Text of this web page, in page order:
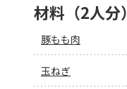
材料（2人分）
豚もも肉
玉ねぎ